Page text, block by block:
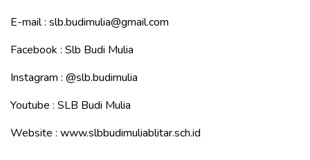
E-mail : slb.budimulia@gmail.com
Facebook : Slb Budi Mulia
Instagram : @slb.budimulia
Youtube : SLB Budi Mulia
Website : www.slbbudimuliablitar.sch.id